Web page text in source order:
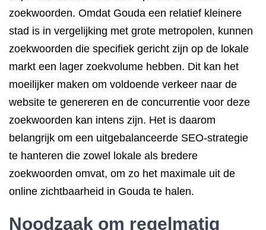
zoekwoorden. Omdat Gouda een relatief kleinere
stad is in vergelijking met grote metropolen, kunnen
zoekwoorden die specifiek gericht zijn op de lokale
markt een lager zoekvolume hebben. Dit kan het
moeilijker maken om voldoende verkeer naar de
website te genereren en de concurrentie voor deze
zoekwoorden kan intens zijn. Het is daarom
belangrijk om een uitgebalanceerde SEO-strategie
te hanteren die zowel lokale als bredere
zoekwoorden omvat, om zo het maximale uit de
online zichtbaarheid in Gouda te halen.
Noodzaak om regelmatig